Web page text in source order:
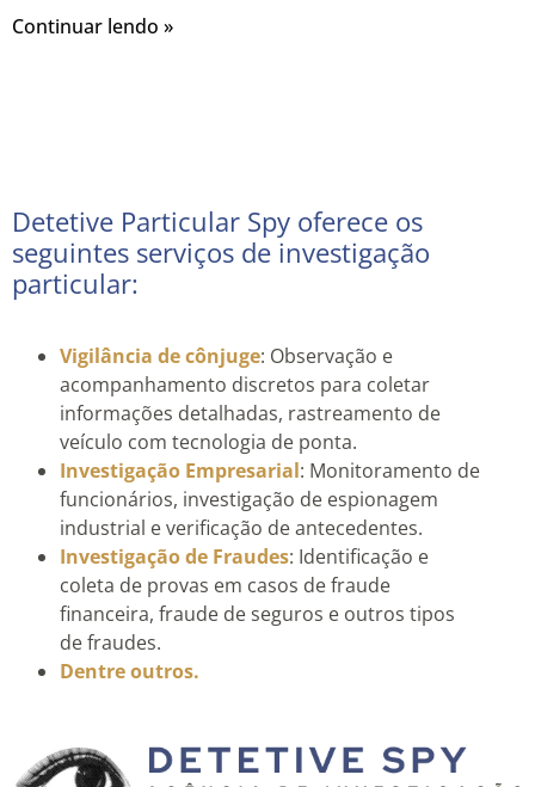
Continuar lendo »
Detetive Particular Spy oferece os
seguintes serviços de investigação
particular:
Vigilância de cônjuge: Observação e
acompanhamento discretos para coletar
informações detalhadas, rastreamento de
veículo com tecnologia de ponta.
Investigação Empresarial: Monitoramento de
funcionários, investigação de espionagem
industrial e verificação de antecedentes.
Investigação de Fraudes: Identificação e
coleta de provas em casos de fraude
financeira, fraude de seguros e outros tipos
de fraudes.
Dentre outros.